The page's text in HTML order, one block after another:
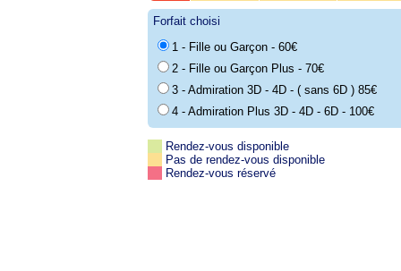
Forfait choisi
1 - Fille ou Garçon - 60€
2 - Fille ou Garçon Plus - 70€
3 - Admiration 3D - 4D - ( sans 6D ) 85€
4 - Admiration Plus 3D - 4D - 6D - 100€
Rendez-vous disponible
Pas de rendez-vous disponible
Rendez-vous réservé